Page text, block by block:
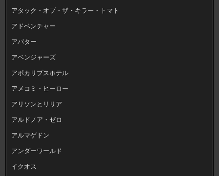
アタック・オブ・ザ・キラー・トマト
アドベンチャー
アバター
アベンジャーズ
アポカリプスホテル
アメコミ・ヒーロー
アリソンとリリア
アルドノア・ゼロ
アルマゲドン
アンダーワールド
イクオス